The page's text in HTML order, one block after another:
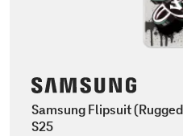
Samsung Flipsuit
S25